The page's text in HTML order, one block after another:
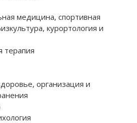
медицина, спортивная
курортология и
терапия
организация и